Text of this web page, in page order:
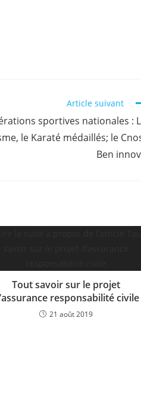
Article suivant
sportives nationales :
le Karaté médaillés; le
Ben
Tout savoir sur le projet
responsabilité civile
21 août 2019